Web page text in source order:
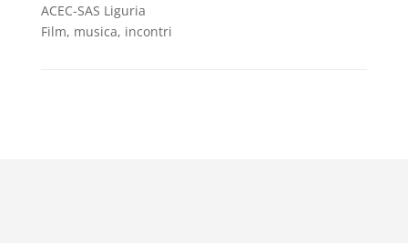
ACEC-SAS Liguria
Film, musica, incontri